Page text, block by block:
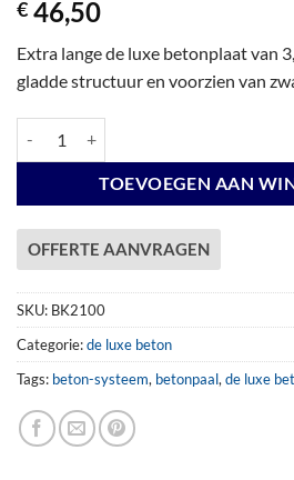
€ 46,50
Extra lange de luxe betonplaat van
gladde structuur en voorzien van
TOEVOEGEN AAN
OFFERTE AANVRAGEN
SKU: BK2100
Categorie:de luxe beton
Tags: beton-systeem, betonpaal,de luxe